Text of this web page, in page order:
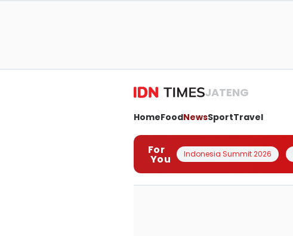
JATENG
HomeFoodNewsSportTravel
For
You Indonesia Summit 2026